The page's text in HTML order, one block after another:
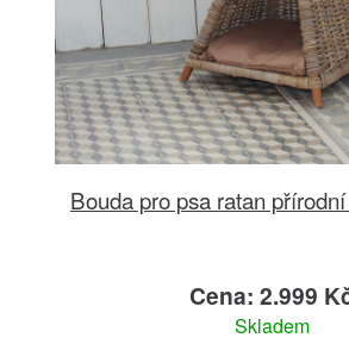
Bouda pro psa ratan
Cena: 2.999
Skladem